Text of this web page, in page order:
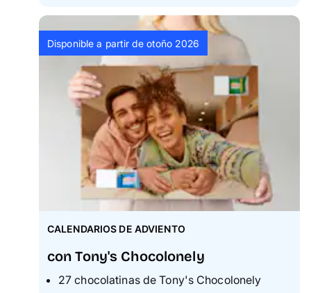
Disponible a partir de otoño 2026
CALENDARIOS DE ADVIENTO
con Tony's Chocolonely
27 chocolatinas de Tony's Chocolonely